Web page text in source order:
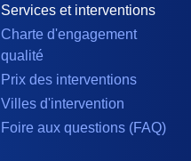
Services et interventions
Charte d'engagement
qualité
Prix des interventions
Villes d'intervention
Foire aux questions (FAQ)